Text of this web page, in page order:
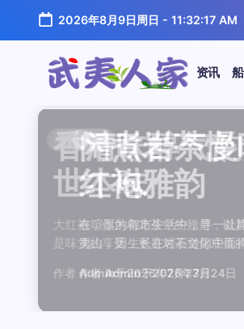
正
2026年8月9日周日 - 11:32:17 AM
武
夷
人
家
资讯
资讯
闲煮岩茶
红袍雅韵
在喧嚣的都市生活中，寻
夷山，因生长在岩石缝隙中
作者 Admin于2026年7月24
资讯
香清味醇
世本味
大红袍，作为乌龙茶中的翘
是味觉的享受，更是对茶文
作者 Admin于2026年7月23
资讯
汤水顺滑
温润质感
武夷水仙，作为乌龙茶中
鉴这款茶，仿佛在品味一段
作者 Admin于2026年7月22
资讯
唇齿留香
独特魅力
武夷岩茶，素有“岩骨花香
其茶汤入口后，唇齿留香久
作者 Admin于2026年7月21
资讯
岩韵浓淡
比品鉴
岩茶，作为乌龙茶中的瑰宝
山丹霞地貌中吸收岩石矿物
作者 Admin于2026年7月20
资讯
观汤色赏
大红袍
品鉴武夷岩茶，观汤色与
汤色与叶底各具特色，折射
作者 Admin于2026年7月19
资讯
闲煮岩茶
红袍雅韵
在喧嚣的都市生活中，寻一
夷山，因生长在岩石缝隙中
作者 Admin于2026年7月24日
资讯
香清味醇气
世本味
大红袍，作为乌龙茶中的翘楚，
是味觉的享受，更是对茶文化底
作者 Admin于2026年7月23日
资讯
汤水顺滑底
温润质感
武夷水仙，作为乌龙茶中的经典品
鉴这款茶，仿佛在品味一段悠长的岁
作者 Admin于2026年7月22日
资讯
唇齿留香久
独特魅力
武夷岩茶，素有“岩骨花香”之誉，
其茶汤入口后，唇齿留香久久不散
作者 Admin于2026年7月21日
资讯
岩韵浓淡各
比品鉴
岩茶，作为乌龙茶中的瑰宝，以其
山丹霞地貌中吸收岩石矿物精华后
作者 Admin于2026年7月20日
资讯
观汤色赏叶
大红袍
品鉴武夷岩茶，观汤色与赏叶底是
汤色与叶底各具特色，折射出工艺与
作者 Admin于2026年7月19日
资讯
闲煮岩茶慢
红袍雅韵
在喧嚣的都市生活中，寻一处静谧
夷山，因生长在岩石缝隙中而得名，
作者 Admin于2026年7月24日
资讯
香清味醇气
世本味
大红袍，作为乌龙茶中的翘楚，以
是味觉的享受，更是对茶文化底蕴
作者 Admin于2026年7月23日
资讯
汤水顺滑底
温润质感
武夷水仙，作为乌龙茶中的经典品
鉴这款茶，仿佛在品味一段悠长的岁
作者 Admin于2026年7月22日
资讯
唇齿留香久
独特魅力
武夷岩茶，素有“岩骨花香”之誉，
其茶汤入口后，唇齿留香久久不散
作者 Admin于2026年7月21日
资讯
岩韵浓淡各
比品鉴
岩茶，作为乌龙茶中的瑰宝，以其
山丹霞地貌中吸收岩石矿物精华后
作者 Admin于2026年7月20日
资讯
观汤色赏叶
大红袍
品鉴武夷岩茶，观汤色与赏叶底是
汤色与叶底各具特色，折射出工艺与
作者 Admin于2026年7月19日